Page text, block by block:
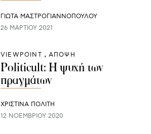
ΓΙΩΤΑ ΜΑΣΤΡΟΓΙΑΝΝΟΠΟΥΛΟΥ
26 ΜΑΡΤΊΟΥ 2021
VIEWPOINT ΑΠΟΨΗ
Politicult: Η ψυχή των
πραγμάτων
ΧΡΙΣΤΙΝΑ ΠΟΛΙΤΗ
12 ΝΟΕΜΒΡΊΟΥ 2020